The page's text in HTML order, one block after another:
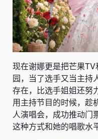
现在谢娜更是把芒果
园，当了选手又当主持
存在，比选手姐姐还努
用主持节目的时候，趁
人演唱会，成功推动门
这种方式和她的唱歌水